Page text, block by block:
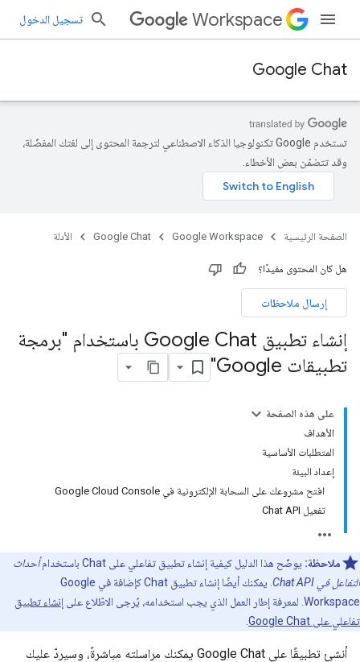
Workspace تسجيل الدخول
Google Chat
تستخدم Google تكنولوجيا الذكاء الاصطناعي لترجمة المحتوى إلى لغتك المفضّلة،
وقد تتضمّن بعض الأخطاء.
الصفحة الرئيسية Google Workspace
Google Chat الأدلة
هل كان المحتوى مفيدًا؟
إرسال ملاحظات
إنشاء تطبيق Google Chat باستخدام "برمجة
تطبيقات Google"
على هذه الصفحة
الأهداف
المتطلبات الأساسية
إعداد البيئة
افتح مشروعك على السحابة الإلكترونية في Google Cloud Console
تفعيل Chat API
ملاحظة: يوضّح هذا الدليل كيفية إنشاء تطبيق تفاعلي على Chat باستخدام
أحداث
التفاعل في Chat API
. يمكنك أيضًا إنشاء تطبيق Chat كإضافة في Google
Workspace. لمعرفة إطار العمل الذي يجب استخدامه، يُرجى الاطّلاع على
إنشاء تطبيق
تفاعلي على Google Chat
أنشئ تطبيقًا على Google Chat يمكنك مراسلته مباشرةً، وسيردّ عليك